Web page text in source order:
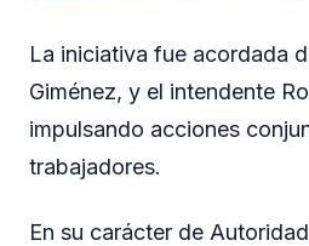
La iniciativa fue acordada
Giménez, y el intendente
impulsando acciones
trabajadores.
En su carácter de